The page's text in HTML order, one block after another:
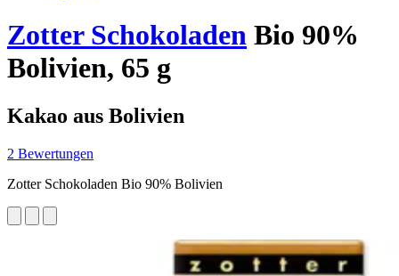
Zotter Schokoladen Bio 90%
Bolivien, 65 g
Kakao aus Bolivien
2 Bewertungen
Zotter Schokoladen Bio 90% Bolivien